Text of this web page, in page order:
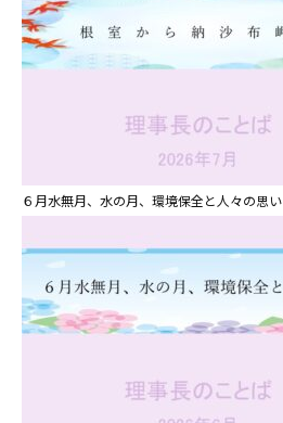
６月水無月、水の月、環境保全と人々の思い